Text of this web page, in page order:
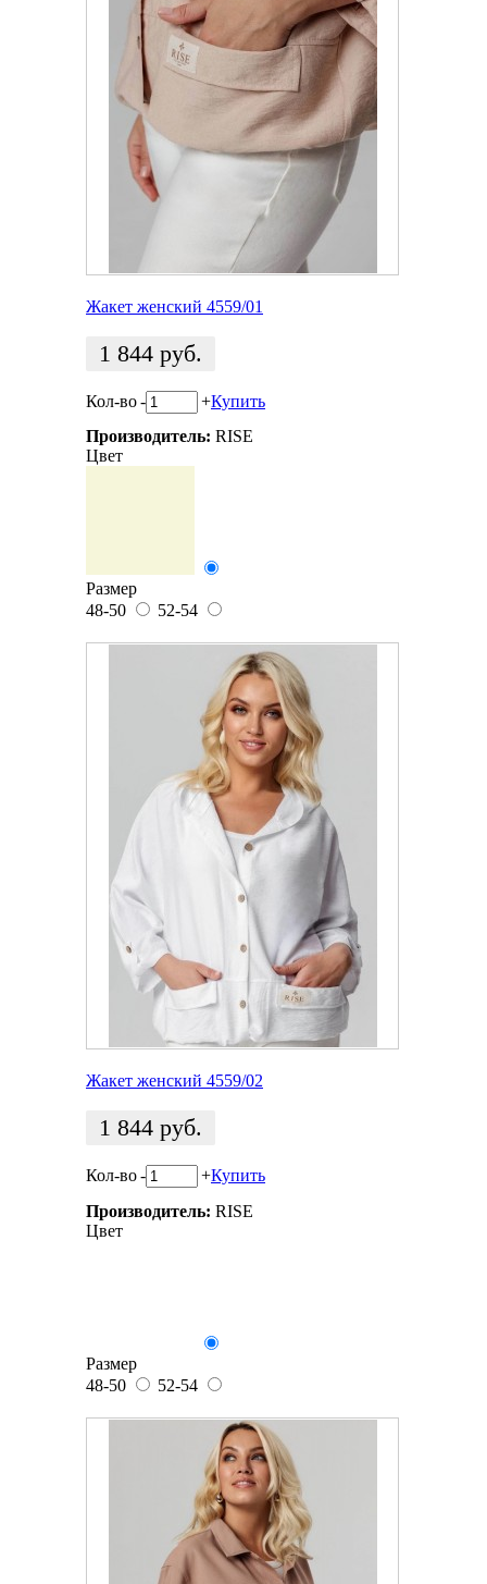
Жакет женский 4559/01
1 844 руб.
Кол-во- +Купить
Производитель: RISE
Цвет
Размер
48-50
52-54
Жакет женский 4559/02
1 844 руб.
Кол-во- +Купить
Производитель: RISE
Цвет
Размер
48-50
52-54